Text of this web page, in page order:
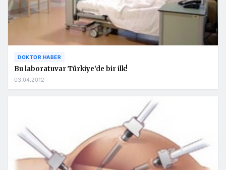
DOKTOR HABER
Bu laboratuvar Türkiye’de bir ilk!
03.04.2012